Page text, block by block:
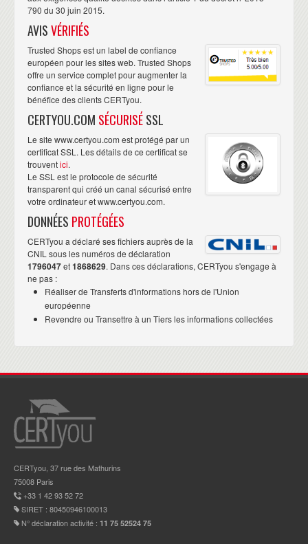
790 du 30 juin 2015.
AVISVÉRIFIÉS
Trusted Shops est un label de confiance
européen pour les sites web. Trusted Shops
offre un service complet pour augmenter la
confiance et la sécurité en ligne pour le
bénéfice des clients CERTyou.
CERTYOU.COM SÉCURISÉSSL
Le site www.certyou.com est protégé par un
certificat SSL. Les détails de ce certificat se
trouventici.
Le SSL est le protocole de sécurité
transparent qui créé un canal sécurisé entre
votre ordinateur et www.certyou.com.
DONNÉES PROTÉGÉES
CERTyou a déclaré ses fichiers auprès de la
CNIL sous les numéros de déclaration
1796047et1868629. Dans ces déclarations, CERTyou s'engage à
ne pas :
Réaliser de Transferts d'informations hors de l'Union
européenne
Revendre ou Transettre à un Tiers les informations collectées
CERTyou, 37 rue des Mathurins
75008 Paris
+33 1 42 93 52 72
SIRET : 80450946100013
N° déclaration activité : 11 75 52524 75